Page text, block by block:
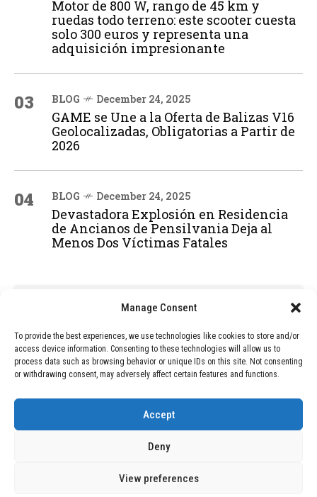
Manage Consent
To provide the best experiences, we use technologies like cookies to store and/or
access device information. Consenting to these technologies will allow us to
process data such as browsing behavior or unique IDs on this site. Not consenting
or withdrawing consent, may adversely affect certain features and functions.
Accept
Deny
View preferences
Motor de 800 W, rango de 45 km y
ruedas todo terreno: este scooter cuesta
solo 300 euros y representa una
adquisición impresionante
03 BLOG December 24, 2025
GAME se Une a la Oferta de Balizas V16
Geolocalizadas, Obligatorias a Partir de
2026
04 BLOG December 24, 2025
Devastadora Explosión en Residencia
de Ancianos de Pensilvania Deja al
Menos Dos Víctimas Fatales